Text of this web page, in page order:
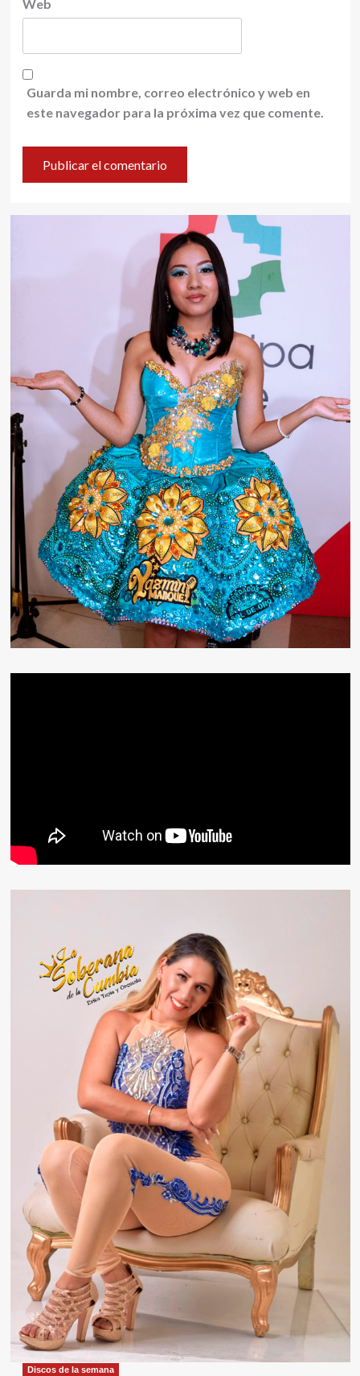
Web
Guarda mi nombre, correo electrónico y web en
este navegador para la próxima vez que comente.
Discos de la semana